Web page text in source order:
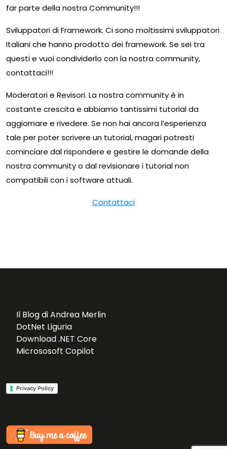
far parte della nostra Community!!!
Sviluppatori di Framework. Ci sono moltissimi sviluppatori
Italiani che hanno prodotto dei framework. Se sei tra
questi e vuoi condividerlo con la nostra community,
contattaci!!!
Moderatori e Revisori. La nostra community è in
costante crescita e abbiamo tantissimi tutorial da
aggiornare e rivedere. Se non hai ancora l’esperienza
tale per poter scrivere un tutorial, magari potresti
cominciare dal rispondere e gestire le domande della
nostra community o dal revisionare i tutorial non
compatibili con i software attuali.
Contattaci
Il Blog di Andrea Merlin
DotNet Liguria
Download .NET Core
Micrososoft Copilot
Privacy Policy